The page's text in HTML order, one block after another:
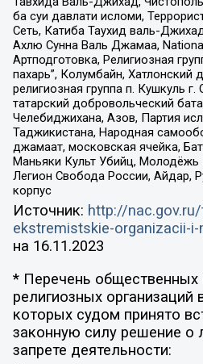
ба суи давлати исломи,
Сеть, Катиба Таухид валь-
Ахлю Сунна Валь Джамаа,
Артподготовка, Религиозная
пахарь”, Колумбайн, Хатлонский
религиозная группа п. Кушкуль
татарский добровольческий
Челебиджихана, Азов, Партия
Таджикистана, Народная
джамаат, московская ячейка,
Маньяки Культ Убийц, Молодёжь
Легион Свобода России, Айдар,
корпус
Источник: http://
ekstremistskie-organizacii-i-
на 16.11.2023
* Перечень общественных
религиозных организаций
которых судом принято
законную силу решение о
запрете деятельности: